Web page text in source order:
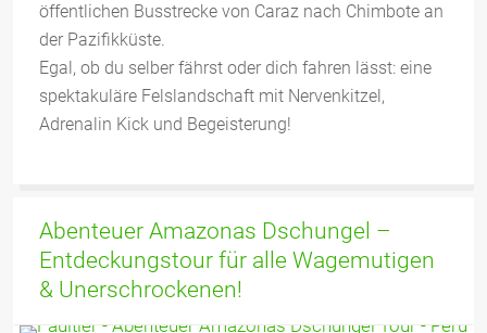
öffentlichen Busstrecke von Caraz nach Chimbote an
der Pazifikküste.
Egal, ob du selber fährst oder dich fahren lässt: eine
spektakuläre Felslandschaft mit Nervenkitzel,
Adrenalin Kick und Begeisterung!
Abenteuer Amazonas Dschungel –
Entdeckungstour für alle Wagemutigen
& Unerschrockenen!